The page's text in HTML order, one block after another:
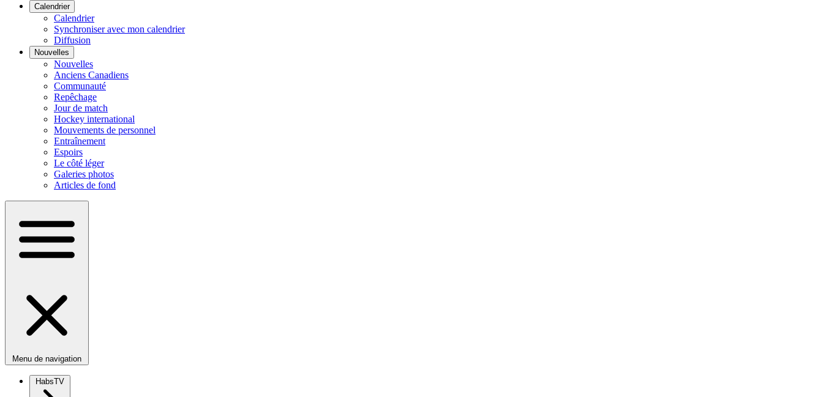
Calendrier
Calendrier
Synchroniser avec mon calendrier
Diffusion
Nouvelles
Nouvelles
Anciens Canadiens
Communauté
Repêchage
Jour de match
Hockey international
Mouvements de personnel
Entraînement
Espoirs
Le côté léger
Galeries photos
Articles de fond
Menu de navigation
HabsTV